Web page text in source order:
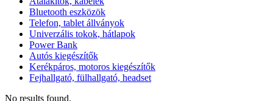
Bluetooth eszközök
Telefon, tablet állványok
Univerzális tokok, hátlapok
Power Bank
Autós kiegészítők
Kerékpáros, motoros kiegészítők
Fejhallgató, fülhallgató, headset
No results found.